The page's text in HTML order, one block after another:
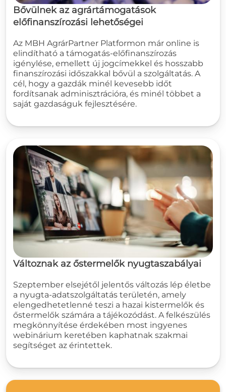
Bővülnek az agrártámogatások
előfinanszírozási lehetőségei
Az MBH AgrárPartner Platformon már online is
elindítható a támogatás-előfinanszírozás
igénylése, emellett új jogcímekkel és hosszabb
finanszírozási időszakkal bővül a szolgáltatás. A
cél, hogy a gazdák minél kevesebb időt
fordítsanak adminisztrációra, és minél többet a
saját gazdaságuk fejlesztésére.
Változnak az őstermelők nyugtaszabályai
Szeptember elsejétől jelentős változás lép életbe
a nyugta-adatszolgáltatás területén, amely
elengedhetetlenné teszi a hazai kistermelők és
őstermelők számára a tájékozódást. A felkészülés
megkönnyítése érdekében most ingyenes
webinárium keretében kaphatnak szakmai
segítséget az érintettek.